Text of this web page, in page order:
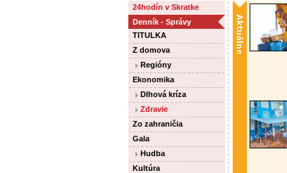
24hodín v Skratke
Denník - Správy
TITULKA
Z domova
Regióny
Ekonomika
Dlhová kríza
Zdravie
Zo zahraničia
Gala
Hudba
Kultúra